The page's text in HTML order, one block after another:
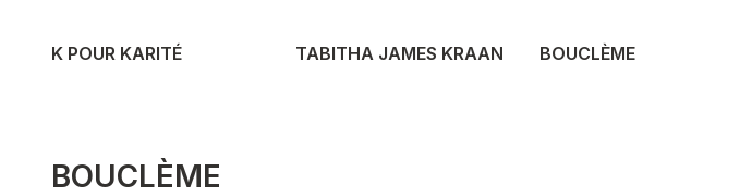
K POUR KARITÉ TABITHA JAMES KRAAN BOUCLÈME
BOUCLÈME